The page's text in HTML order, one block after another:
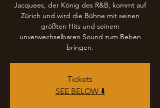
Jacquees, der König des R&B, kommt auf
Zürich und wird die Bühne mit seinen
größten Hits und seinem
unverwechselbaren Sound zum Beben
bringen.
Tickets
SEE BELOW ⬇️